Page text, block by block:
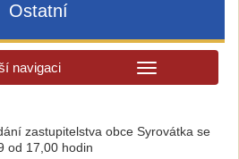
Ostatní
navigaci
zastupitelstva obce Syrovátka se
od 17,00 hodin